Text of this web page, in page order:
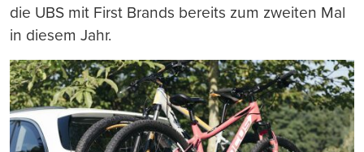
die UBS mit First Brands bereits zum zweiten Mal
in diesem Jahr.